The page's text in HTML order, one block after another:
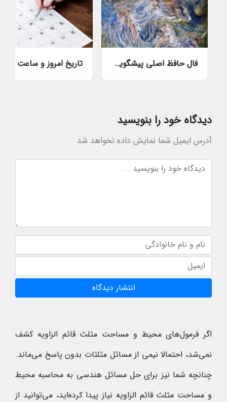
فال حافظ اصلی پیشگویی آنلاین
دیدگاه خود را بنویسید
آدرس ایمیل شما نمایش داده نخواهد شد
انتشار دیدگاه
اگر فرمول‌های محیط و مساحت مثلث قائم الزاویه کشف
نمی‌شد، احتمالا نیمی از مسائل مثلثات بدون پاسخ می‌ماند.
چنانچه شما نیز برای حل مسائل هندسی به محاسبه محیط
و مساحت مثلث قائم الزاویه نیاز پیدا کرده‌اید، می‌توانید از